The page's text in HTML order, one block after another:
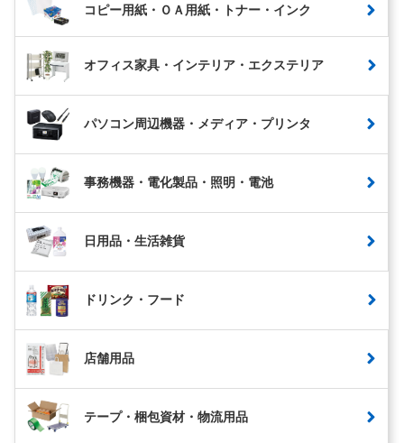
コピー用紙・ＯＡ用紙・トナー・インク
オフィス家具・インテリア・エクステリア
パソコン周辺機器・メディア・プリンタ
事務機器・電化製品・照明・電池
日用品・生活雑貨
ドリンク・フード
店舗用品
テープ・梱包資材・物流用品